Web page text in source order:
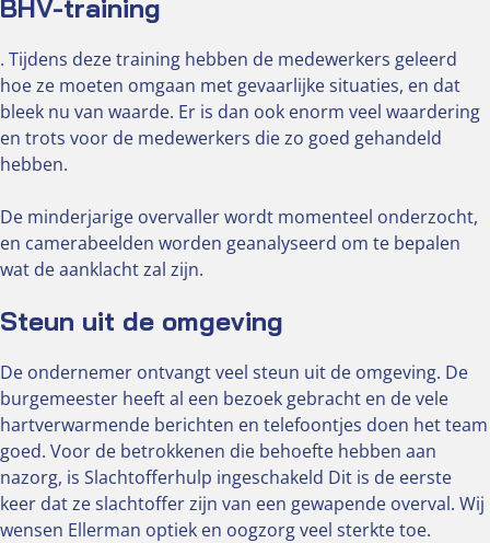
BHV-training
. Tijdens deze training hebben de medewerkers geleerd
hoe ze moeten omgaan met gevaarlijke situaties, en dat
bleek nu van waarde. Er is dan ook enorm veel waardering
en trots voor de medewerkers die zo goed gehandeld
hebben.
De minderjarige overvaller wordt momenteel onderzocht,
en camerabeelden worden geanalyseerd om te bepalen
wat de aanklacht zal zijn.
Steun uit de omgeving
De ondernemer ontvangt veel steun uit de omgeving. De
burgemeester heeft al een bezoek gebracht en de vele
hartverwarmende berichten en telefoontjes doen het team
goed. Voor de betrokkenen die behoefte hebben aan
nazorg, is Slachtofferhulp ingeschakeld Dit is de eerste
keer dat ze slachtoffer zijn van een gewapende overval. Wij
wensen Ellerman optiek en oogzorg veel sterkte toe.